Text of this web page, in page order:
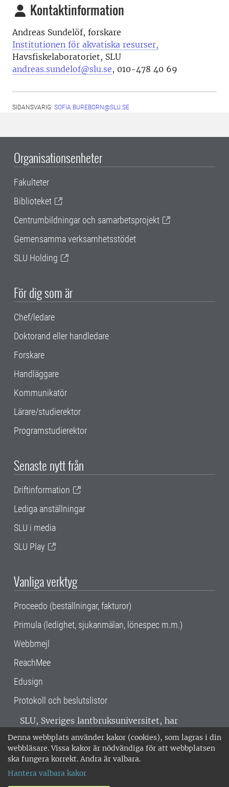
Denna webbplats använder kakor (cookies), som lagras i din
webbläsare. Vissa kakor är nödvändiga för att webbplatsen
ska fungera korrekt. Andra är valbara.
Hantera valbara kakor
Kontaktinformation
Andreas Sundelöf, forskare
Institutionen för akvatiska resurser,
Havsfiskelaboratoriet, SLU
andreas.sundelof@slu.se, 010-478 40 69
SIDANSVARIG: SOFIA.BUREBORN@SLU.SE
Organisationsenheter
Fakulteter
Biblioteket
Centrumbildningar och samarbetsprojekt
Gemensamma verksamhetsstödet
SLU Holding
För dig som är
Chef/ledare
Doktorand eller handledare
Forskare
Handläggare
Kommunikatör
Lärare/studierektor
Programstudierektor
Senaste nytt från
Driftinformation
Lediga anställningar
SLU i media
SLU Play
Vanliga verktyg
Proceedo (beställningar, fakturor)
Primula (ledighet, sjukanmälan, lönespec m.m.)
Webbmejl
ReachMee
Edusign
Protokoll och beslutslistor
SLU, Sveriges lantbruksuniversitet, har
verksamhet över hela Sverige. Huvudorter är
Alnarp, Uppsala och Umeå.SLU är
miljöcertifierat enligt ISO 14001. •
018-67 10 00 • Org nr: 202100-2817 •